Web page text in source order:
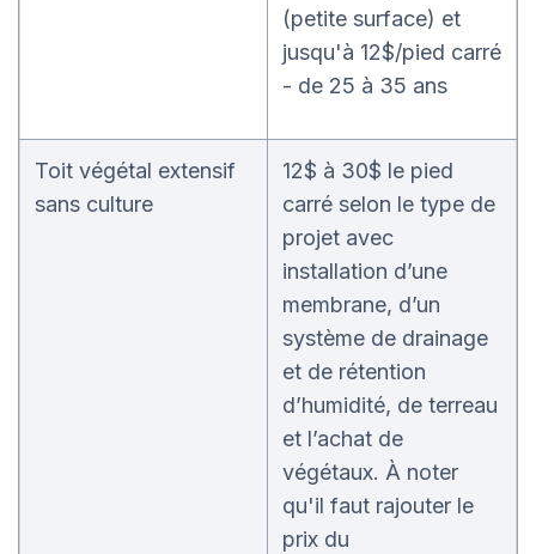
(petite surface) et
jusqu'à 12$/pied carré
- de 25 à 35 ans
Toit végétal extensif
sans culture
12$ à 30$ le pied
carré selon le type de
projet avec
installation d’une
membrane, d’un
système de drainage
et de rétention
d’humidité, de terreau
et l’achat de
végétaux. À noter
qu'il faut rajouter le
prix du